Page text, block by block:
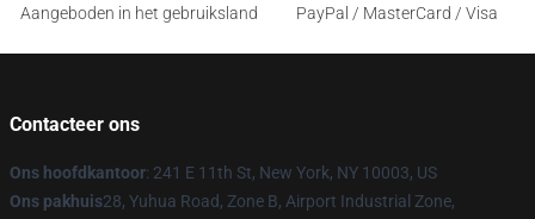
Aangeboden in het gebruiksland
PayPal / MasterCard / Visa
Contacteer ons
Ons hoofdkantoor: 241 E 11th St, New York, NY 10003, US
Ons pakhuis28, Yuhua Road, Zone B, Airport Industrial Zone,